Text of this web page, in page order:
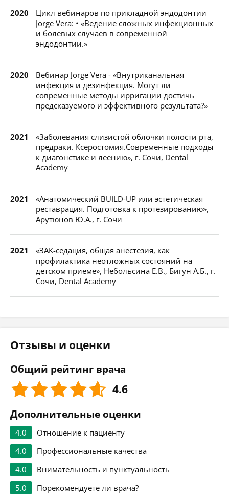
2020
Цикл вебинаров по прикладной эндодонтии
Jorge Vera: • «Ведение сложных инфекционных
и болевых случаев в современной
эндодонтии.»
2020
Вебинар Jorge Vera - «Внутриканальная
инфекция и дезинфекция. Могут ли
современные методы ирригации достичь
предсказуемого и эффективного результата?»
2021
«Заболевания слизистой облочки полости рта,
предраки. Ксеростомия.Современные подходы
к диагонстике и леению», г. Сочи, Dental
Academy
2021
«Анатомический BUILD-UP или эстетическая
реставрация. Подготовка к протезированию»,
Арутюнов Ю.А., г. Сочи
2021
«ЗАК-седация, общая анестезия, как
профилактика неотложных состояний на
детском приеме», Небольсина Е.В., Бигун А.Б., г.
Сочи, Dental Academy
Отзывы и оценки
Общий рейтинг врача
4.6
Дополнительные оценки
4.0
Отношение к пациенту
4.0
Профессиональные качества
4.0
Внимательность и пунктуальность
5.0
Порекомендуете ли врача?